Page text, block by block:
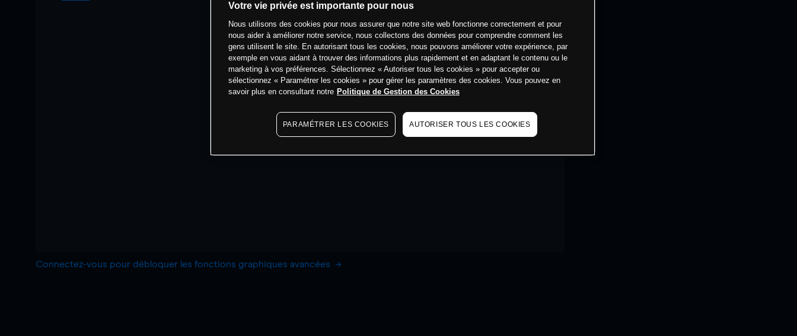
Connectez-vous pour débloquer les fonctions graphiques avancées
Votre vie privée est importante pour nous
Nous utilisons des cookies pour nous assurer que notre site web fonctionne correctement et pour
nous aider à améliorer notre service, nous collectons des données pour comprendre comment les
gens utilisent le site. En autorisant tous les cookies, nous pouvons améliorer votre expérience, par
exemple en vous aidant à trouver des informations plus rapidement et en adaptant le contenu ou le
marketing à vos préférences. Sélectionnez « Autoriser tous les cookies » pour accepter ou
sélectionnez « Paramétrer les cookies » pour gérer les paramètres des cookies. Vous pouvez en
savoir plus en consultant notre Politique de Gestion des Cookies
PARAMÉTRER LES COOKIES AUTORISER TOUS LES COOKIES